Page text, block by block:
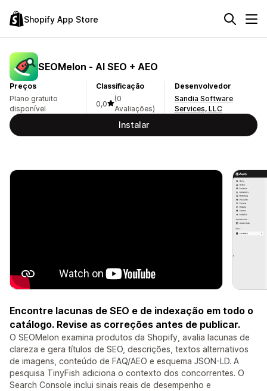
Shopify App Store
SEOMelon ‑ AI SEO + AEO
Preços
Plano gratuito
disponível
Classificação
0,0
(0
Avaliações)
Desenvolvedor
Sandia Software
Services, LLC
Instalar
Encontre lacunas de SEO e de indexação em todo o
catálogo. Revise as correções antes de publicar.
O SEOMelon examina produtos da Shopify, avalia lacunas de
clareza e gera títulos de SEO, descrições, textos alternativos
de imagens, conteúdo de FAQ/AEO e esquema JSON-LD. A
pesquisa TinyFish adiciona o contexto dos concorrentes. O
Search Console inclui sinais reais de desempenho e